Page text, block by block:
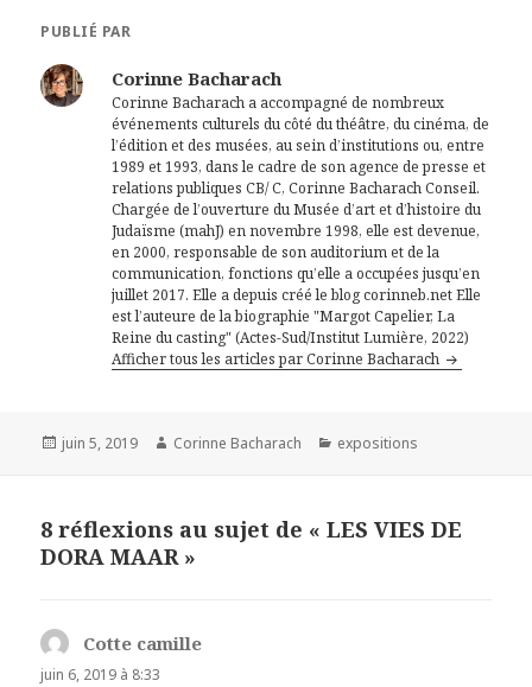
PUBLIÉ PAR
Corinne Bacharach
Corinne Bacharach a accompagné de nombreux
événements culturels du côté du théâtre, du cinéma, de
l’édition et des musées, au sein d’institutions ou, entre
1989 et 1993, dans le cadre de son agence de presse et
relations publiques CB/ C, Corinne Bacharach Conseil.
Chargée de l’ouverture du Musée d’art et d’histoire du
Judaïsme (mahJ) en novembre 1998, elle est devenue,
en 2000, responsable de son auditorium et de la
communication, fonctions qu’elle a occupées jusqu’en
juillet 2017. Elle a depuis créé le blog corinneb.net Elle
est l’auteure de la biographie "Margot Capelier, La
Reine du casting" (Actes-Sud/Institut Lumière, 2022)
Afficher tous les articles par Corinne Bacharach
Publié
juin 5, 2019 Auteur
Corinne Bacharach Catégories
expositions
8 réflexions au sujet de « LES VIES DE
DORA MAAR »
Cotte camille
juin 6, 2019 à 8:33